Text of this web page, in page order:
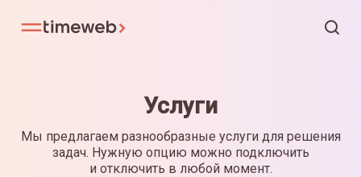
Услуги
Мы предлагаем разнообразные услуги для решения
задач. Нужную опцию можно подключить
и отключить в любой момент.